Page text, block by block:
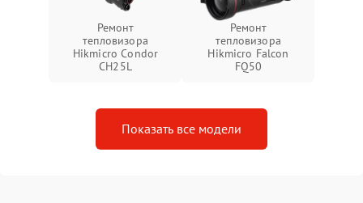
Ремонт
тепловизора
Hikmicro Condor
CH25L
Ремонт
тепловизора
Hikmicro Falcon
FQ50
Показать все модели